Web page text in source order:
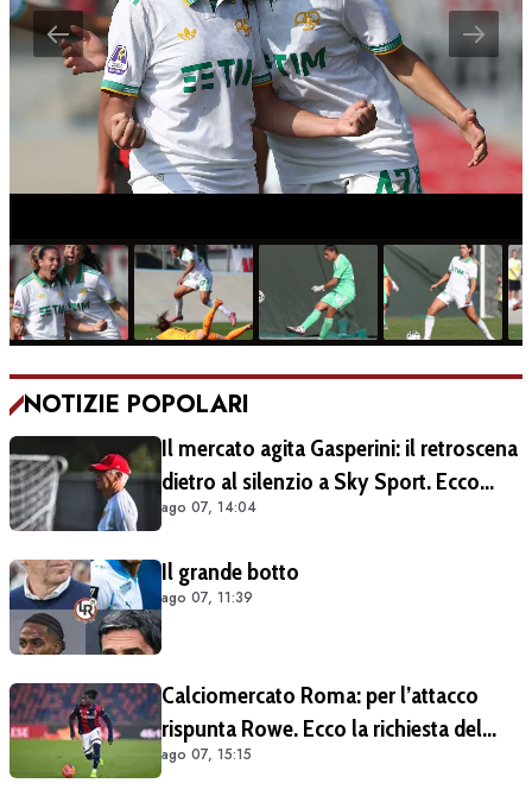
NOTIZIE POPOLARI
Il mercato agita Gasperini: il retroscena
dietro al silenzio a Sky Sport. Ecco
cosa è emerso dal meeting con la
ago 07, 14:04
Il grande botto
ago 07, 11:39
Calciomercato Roma: per l’attacco
rispunta Rowe. Ecco la richiesta del
Bologna
ago 07, 15:15